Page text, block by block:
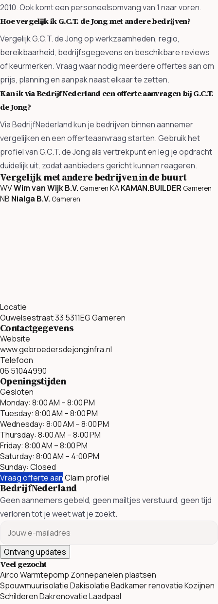
2010. Ook komt een personeelsomvang van 1 naar voren.
Hoe vergelijk ik G.C.T. de Jong met andere bedrijven?
Vergelijk G.C.T. de Jong op werkzaamheden, regio,
bereikbaarheid, bedrijfsgegevens en beschikbare reviews
of keurmerken. Vraag waar nodig meerdere offertes aan om
prijs, planning en aanpak naast elkaar te zetten.
Kan ik via BedrijfNederland een offerte aanvragen bij G.C.T.
de Jong?
Via BedrijfNederland kun je bedrijven binnen aannemer
vergelijken en een offerteaanvraag starten. Gebruik het
profiel van G.C.T. de Jong als vertrekpunt en leg je opdracht
duidelijk uit, zodat aanbieders gericht kunnen reageren.
Vergelijk met andere bedrijven in de buurt
WVWim van Wijk B.V. Gameren KAKAMAN.BUILDER Gameren
NB Nialga B.V. Gameren
Locatie
Ouwelsestraat 33 5311EG Gameren
Contactgegevens
Website
www.gebroedersdejonginfra.nl
Telefoon
06 51044990
Openingstijden
Gesloten
Monday: 8:00 AM – 8:00 PM
Tuesday: 8:00 AM – 8:00 PM
Wednesday: 8:00 AM – 8:00 PM
Thursday: 8:00 AM – 8:00 PM
Friday: 8:00 AM – 8:00 PM
Saturday: 8:00 AM – 4:00 PM
Sunday: Closed
Vraag offerte aanClaim profiel
BedrijfNederland
Geen aannemers gebeld, geen mailtjes verstuurd, geen tijd
verloren tot je weet wat je zoekt.
Ontvang updates
Veel gezocht
AircoWarmtepomp Zonnepanelen plaatsen
SpouwmuurisolatieDakisolatieBadkamer renovatieKozijnen
SchilderenDakrenovatieLaadpaal